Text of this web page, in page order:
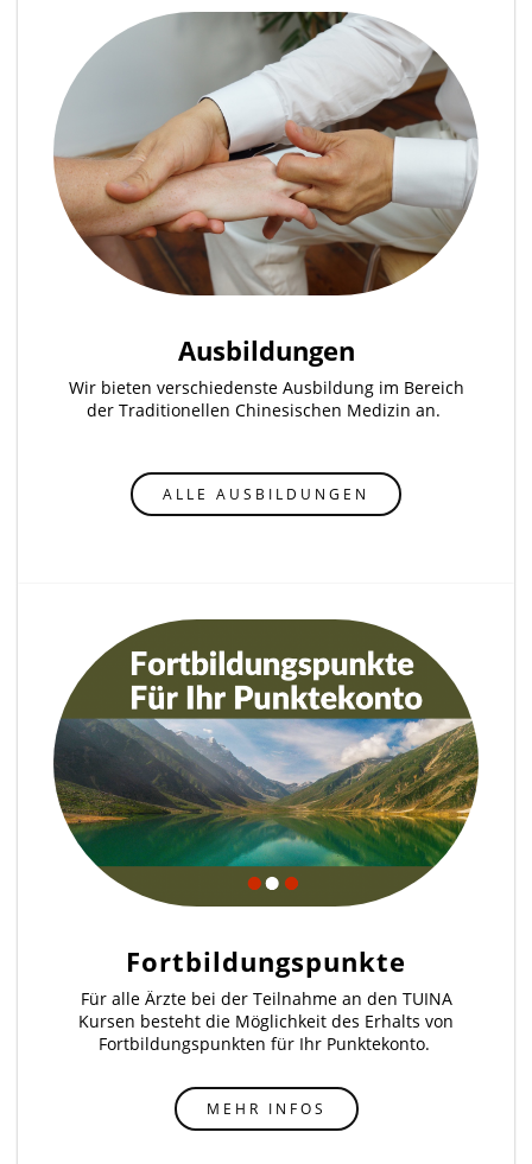
Ausbildungen
Wir bieten verschiedenste Ausbildung im Bereich
der Traditionellen Chinesischen Medizin an.
ALLE AUSBILDUNGEN
Fortbildungspunkte
Für alle Ärzte bei der Teilnahme an den TUINA
Kursen besteht die Möglichkeit des Erhalts von
Fortbildungspunkten für Ihr Punktekonto.
MEHR INFOS